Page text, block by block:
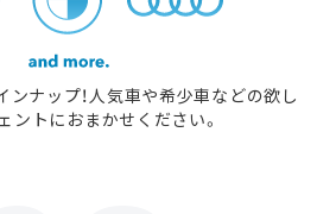
ンナップ！人気車や希少車などの欲し
ントにおまかせください。